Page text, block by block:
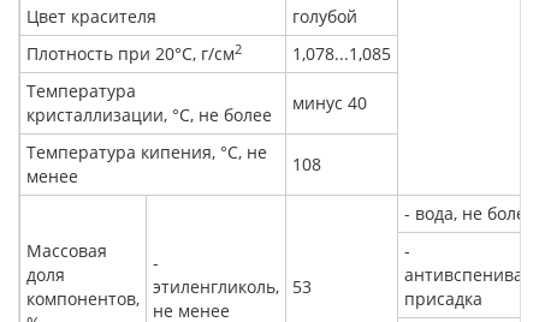
Цвет красителя
голубой
Плотность при 20°С, г/см2
1,078...1,085
Температура
кристаллизации, °С, не более
минус 40
Температура кипения, °С, не
менее
108
Массовая
доля
компонентов,
-
этиленгликоль,
не менее
53
- вода, не более
-
присадка